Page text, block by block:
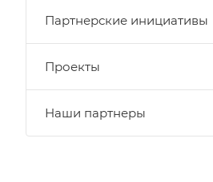
Партнерские инициативы
Проекты
Наши партнеры